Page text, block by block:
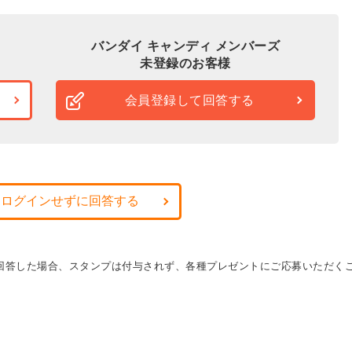
バンダイ キャンディ メンバーズ
未登録のお客様
会員登録して回答する
グインせずに回答する
した場合、スタンプは付与されず、各種プレゼントにご応募いただく